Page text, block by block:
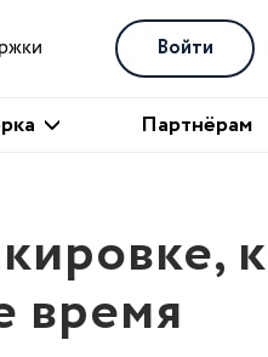
Войти
Партнёрам
время